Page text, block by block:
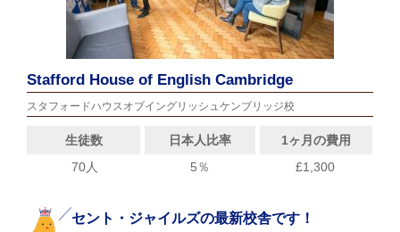
Stafford House of English Cambridge
スタフォードハウスオブイングリッシュケンブリッジ校
生徒数 日本人比率
1ヶ月の費用
70人
5％ £1,300
セント・ジャイルズの最新校舎です！